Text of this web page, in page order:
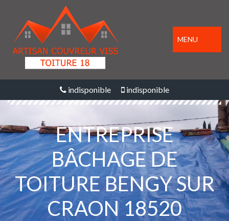
MENU
indisponible indisponible
ENTREPRISE
BÂCHAGE DE
TOITURE BENGY SUR
CRAON 18520